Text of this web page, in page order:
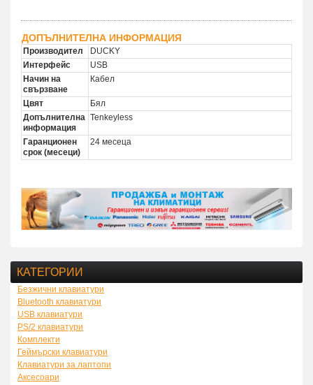
ДОПЪЛНИТЕЛНА ИНФОРМАЦИЯ
Производител
DUCKY
Интерфейс
USB
Начин на
свързване
Кабел
Цвят
Бял
Допълнителна
информация
Tenkeyless
Гаранционен
срок (месеци)
24 месеца
КАТЕГОРИИ
Безжични клавиатури
Bluetooth клавиатури
USB клавиатури
PS/2 клавиатури
Комплекти
Геймърски клавиатури
Клавиатури за лаптопи
Аксесоари